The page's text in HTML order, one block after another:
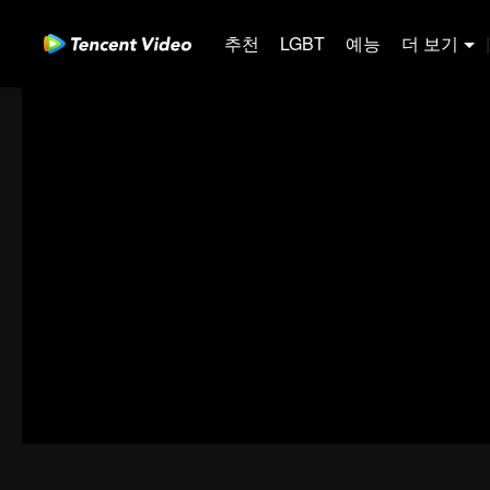
추천 LGBT 예능 더 보기 |